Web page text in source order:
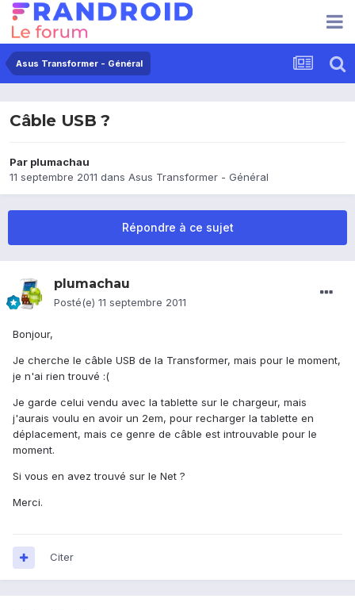
Asus Transformer - Général
Câble USB ?
Par plumachau
11 septembre 2011 dans Asus Transformer - Général
Répondre à ce sujet
plumachau
Posté(e) 11 septembre 2011
Bonjour,
Je cherche le câble USB de la Transformer, mais pour le moment,
je n'ai rien trouvé :(
Je garde celui vendu avec la tablette sur le chargeur, mais
j'aurais voulu en avoir un 2em, pour recharger la tablette en
déplacement, mais ce genre de câble est introuvable pour le
moment.
Si vous en avez trouvé sur le Net ?
Merci.
Citer